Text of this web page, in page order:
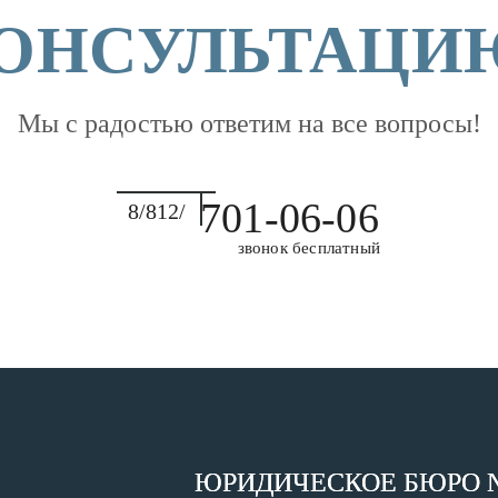
Мы с радостью ответим на все вопросы!
8/812/ 701-06-06
звонок бесплатный
ЮРИДИЧЕСКОЕ БЮРО